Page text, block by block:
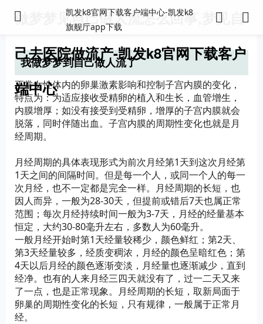
凯发k8官网下载客户端中心-凯发k8
旗舰厅app下载
做梦梦见自己做人流怎么回事,梦见自
己去医院做流产-凯发k8官网下载客户
端中心
我做梦梦到自己做人流了
正常女性体内的卵巢激素影响和控制子宫内膜的变化，
特点为：为适应接收受精卵的植入和生长，血管增生，
内膜增厚；如没有接受到受精卵，增厚的子宫内膜就会
脱落，同时伴随出血。子宫内膜的周期性变化也就是月
经周期。
月经周期的具体表现形式为前次月经第1天到这次月经第
1天之间的间隔时间。但是每一个人，或同一个人的每一
次月经，也不一定都是完全一样。月经周期的长短，也
因人而异，一般为28-30天，但提前或错后7天也属正常
范围；每次月经持续时间一般为3-7天，月经的经量基本
恒定，大约30-80毫升左右，多数人为60毫升。
一般月经开始时第1天经量较稀少，颜色鲜红；第2天、
第3天经量较多，经质变稠浓，月经的颜色呈暗红色；第
4天以后月经的颜色逐渐变淡，月经量也逐渐减少，直到
经净。也有的人来月经三四天就没有了，过一二天又来
了一点，也是正常现象。月经周期的长短，取新局面于
卵巢的周期性变化的长短，只有规律，一般属于正常月
经。